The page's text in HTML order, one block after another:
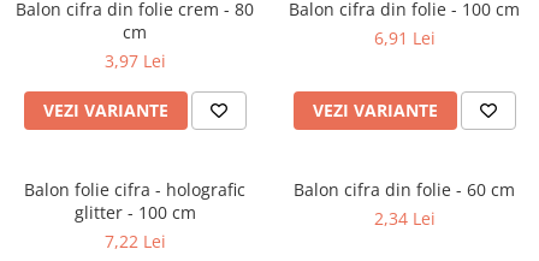
Vaze din sticla
Vase din ceramica
Mobilier urban
Tropicale
Buchete artificiale
Crizantema
Floarea soarelui
Kit-uri Baloane
Rafii, clipsuri,pompe
Accesorii petrecere
Cake toppers
Bannere
Lumanari aniversare
Balon cifra din folie crem - 80
cm
3,97 Lei
VEZI VARIANTE
Balon cifra din folie - 100 cm
6,91 Lei
VEZI VARIANTE
Balon folie cifra - holografic
glitter - 100 cm
7,22 Lei
Balon cifra din folie - 60 cm
2,34 Lei